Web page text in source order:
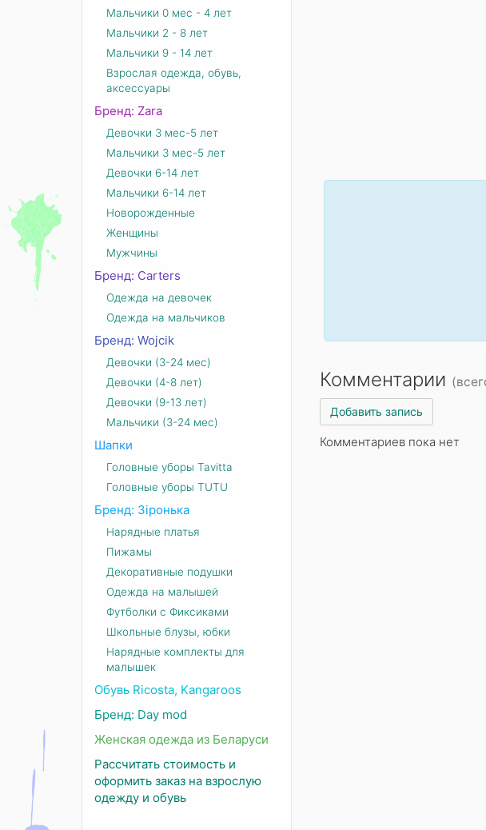
Комментарии
Добавить запись
Комментариев пока нет
Мальчики 0 мес - 4 лет
Мальчики 2 - 8 лет
Мальчики 9 - 14 лет
Взрослая одежда, обувь,
аксессуары
Бренд: Zara
Девочки 3 мес-5 лет
Мальчики 3 мес-5 лет
Девочки 6-14 лет
Мальчики 6-14 лет
Новорожденные
Женщины
Мужчины
Бренд: Carters
Одежда на девочек
Одежда на мальчиков
Бренд: Wojcik
Девочки (3-24 мес)
Девочки (4-8 лет)
Девочки (9-13 лет)
Мальчики (3-24 мес)
Шапки
Головные уборы Tavitta
Головные уборы TUTU
Бренд: Зіронька
Нарядные платья
Пижамы
Декоративные подушки
Одежда на малышей
Футболки с Фиксиками
Школьные блузы, юбки
Нарядные комплекты для
малышек
Обувь Ricosta, Kangaroos
Бренд: Day mod
Женская одежда из Беларуси
Рассчитать стоимость и
оформить заказ на взрослую
одежду и обувь